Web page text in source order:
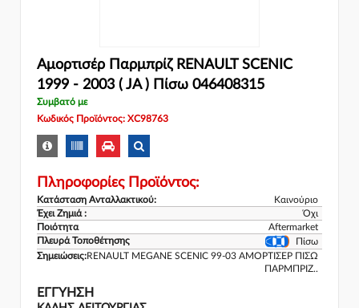
Αμορτισέρ Παρμπρίζ RENAULT SCENIC
1999 - 2003 ( JA ) Πίσω 046408315
Συμβατό με
Κωδικός Προϊόντος: XC98763
Πληροφορίες Προϊόντος:
Κατάσταση Ανταλλακτικού:
Καινούριο
Έχει Ζημιά :
Όχι
Ποιότητα
Aftermarket
Πλευρά Τοποθέτησης
Πίσω
Σημειώσεις:RENAULT MEGANE SCENIC 99-03 ΑΜΟΡΤΙΣΕΡ ΠΙΣΩ
ΠΑΡΜΠΡΙΖ..
ΕΓΓΎΗΣΗ